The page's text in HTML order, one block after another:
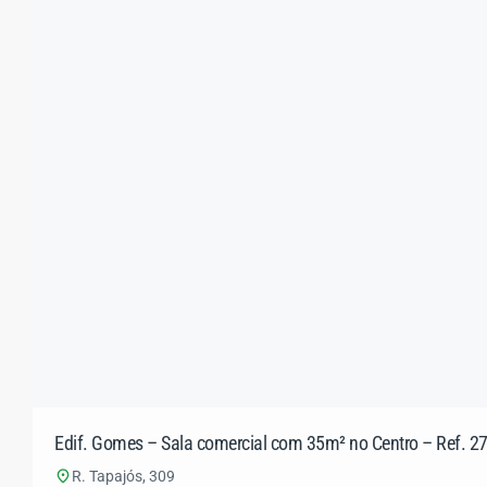
Edif. Gomes – Sala comercial com 35m² no Centro – Ref.
R. Tapajós, 309